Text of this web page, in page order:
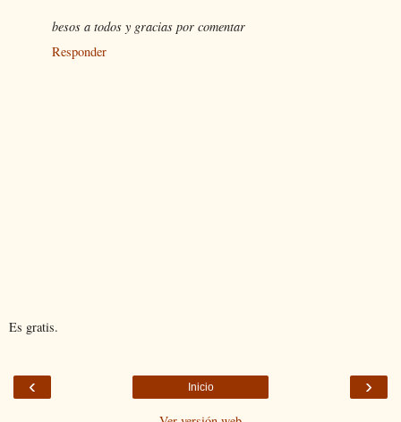
besos a todos y gracias por comentar
Responder
Es gratis.
‹ ›
Inicio